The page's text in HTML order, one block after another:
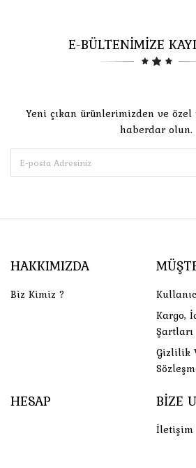
E-BÜLTENİMİZE
Yeni çıkan ürünlerimizden ve özel
haberdar olun.
HAKKIMIZDA
Biz Kimiz ?
Kargo,
Şartları
Gizlilik
HESAP BIZE
İletişim